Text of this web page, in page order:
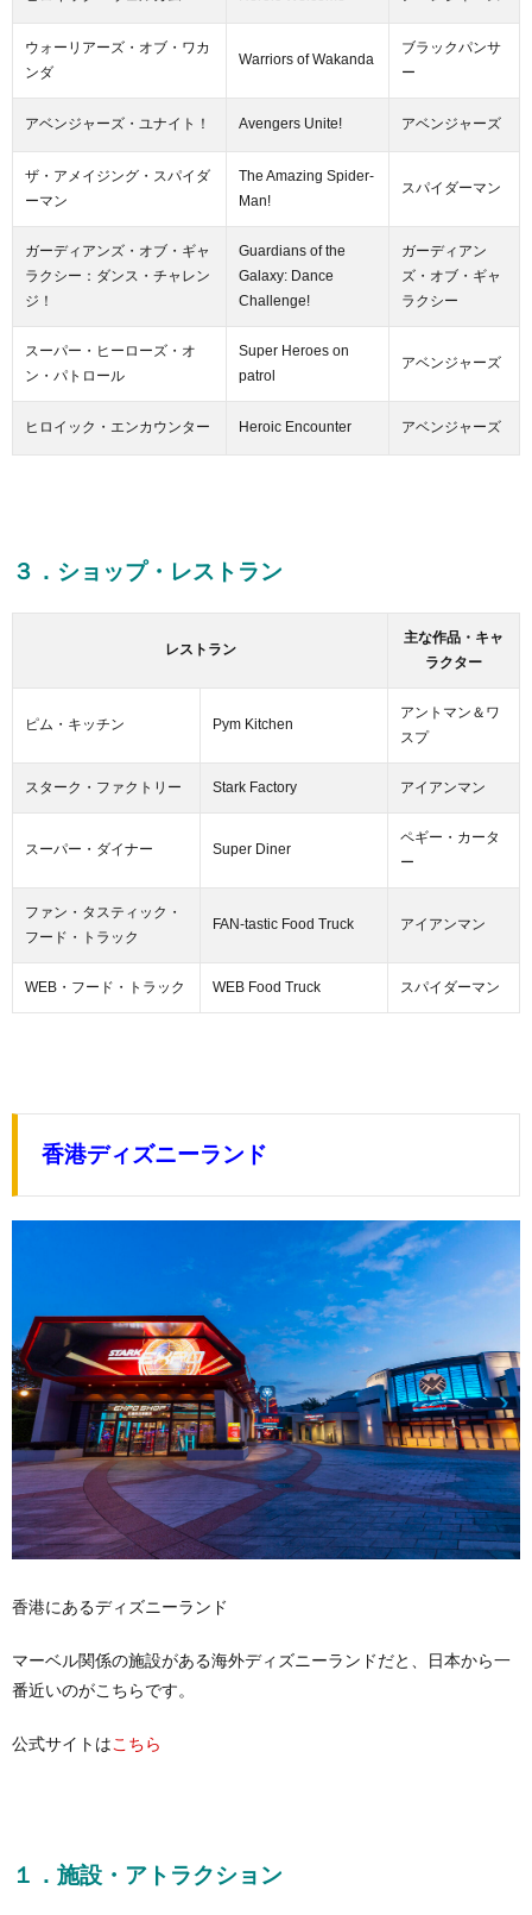
ウォーリアーズ・オブ・ワカ
ンダ
Warriors of Wakanda
ブラックパンサ
ー
アベンジャーズ・ユナイト！ Avengers Unite! アベンジャーズ
ザ・アメイジング・スパイダ
ーマン
The Amazing Spider-
Man!
スパイダーマン
ガーディアンズ・オブ・ギャ
ラクシー：ダンス・チャレン
ジ！
Guardians of the
Galaxy: Dance
Challenge!
ガーディアン
ズ・オブ・ギャ
ラクシー
スーパー・ヒーローズ・オ
ン・パトロール
Super Heroes on
patrol
アベンジャーズ
ヒロイック・エンカウンター Heroic Encounter アベンジャーズ
３．ショップ・レストラン
レストラン
主な作品・キャ
ラクター
ピム・キッチン Pym Kitchen
アントマン＆ワ
スプ
スターク・ファクトリー Stark Factory アイアンマン
スーパー・ダイナー Super Diner
ペギー・カータ
ー
ファン・タスティック・
フード・トラック
FAN-tastic Food Truck アイアンマン
WEB・フード・トラック WEB Food Truck スパイダーマン
香港ディズニーランド
香港にあるディズニーランド
マーベル関係の施設がある海外ディズニーランドだと、日本から一
番近いのがこちらです。
公式サイトはこちら
１．施設・アトラクション